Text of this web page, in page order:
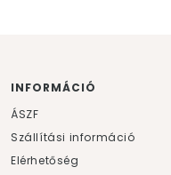
INFORMÁCIÓ
ÁSZF
Szállítási információ
Elérhetőség